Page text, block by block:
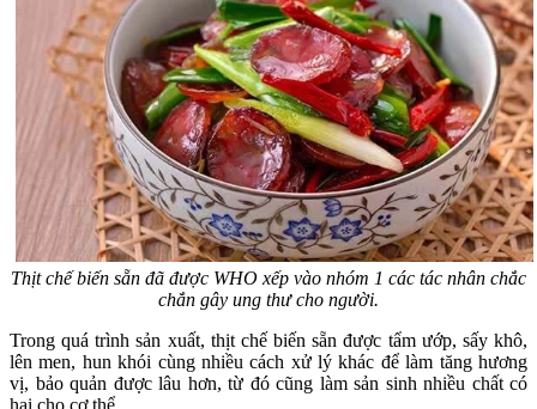
Thịt chế biến sẵn đã được WHO xếp vào nhóm 1 các tác nhân chắc
chắn gây ung thư cho người.
Trong quá trình sản xuất, thịt chế biến sẵn được tẩm ướp, sấy khô,
lên men, hun khói cùng nhiều cách xử lý khác để làm tăng hương
vị, bảo quản được lâu hơn, từ đó cũng làm sản sinh nhiều chất có
hại cho cơ thể.